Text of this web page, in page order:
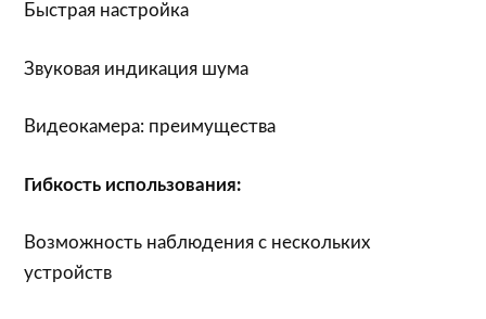
Быстрая настройка
Звуковая индикация шума
Видеокамера: преимущества
Гибкость использования:
Возможность наблюдения с нескольких
устройств